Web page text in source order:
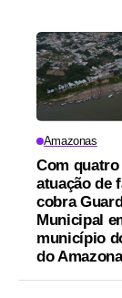
Amazonas
Com quatro
atuação de
cobra
Municipal
município
do